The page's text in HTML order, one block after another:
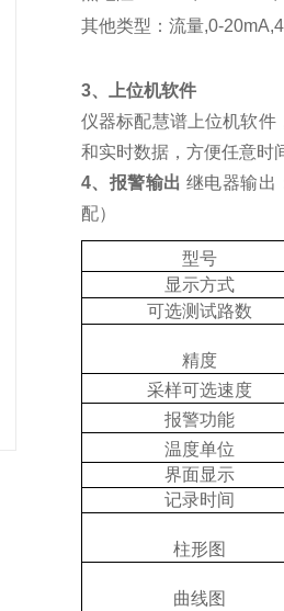
其他类型：流量,0-
3、上位机软件
仪器标配慧谱上位机软件
和实时数据，方便任意时
4、报警输出 继电器输出
配）
型号
显示方式
可选测试路数
精度
采样可选速度
报警功能
温度单位
界面显示
记录时间
柱形图
曲线图